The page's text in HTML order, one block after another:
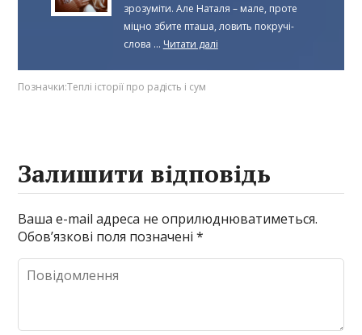
зрозуміти. Але Наталя – мале, проте
міцно збите пташа, ловить покручі-
слова ... Читати далі
Позначки:Теплі історії про радість і сум
Залишити відповідь
Ваша e-mail адреса не оприлюднюватиметься.
Обов’язкові поля позначені*